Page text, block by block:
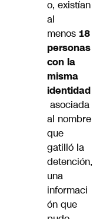
o, existían
al
menos 18
personas
con la
misma
identidad
asociada
al nombre
que
gatilló la
detención,
una
informaci
ón que